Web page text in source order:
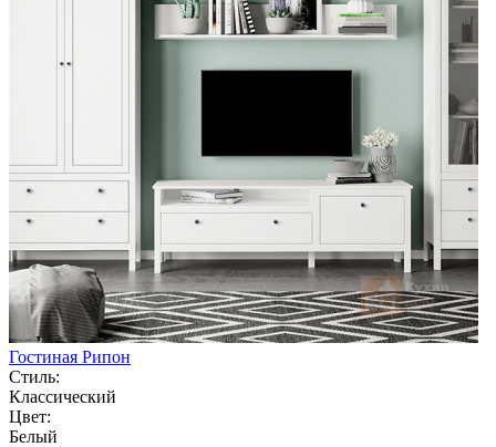
Гостиная Рипон
Стиль:
Классический
Цвет:
Белый